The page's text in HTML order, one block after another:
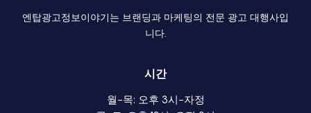
엔탑광고정보이야기는 브랜딩과 마케팅의 전문 광고 대행사입
니다.
시간
월-목: 오후 3시-자정